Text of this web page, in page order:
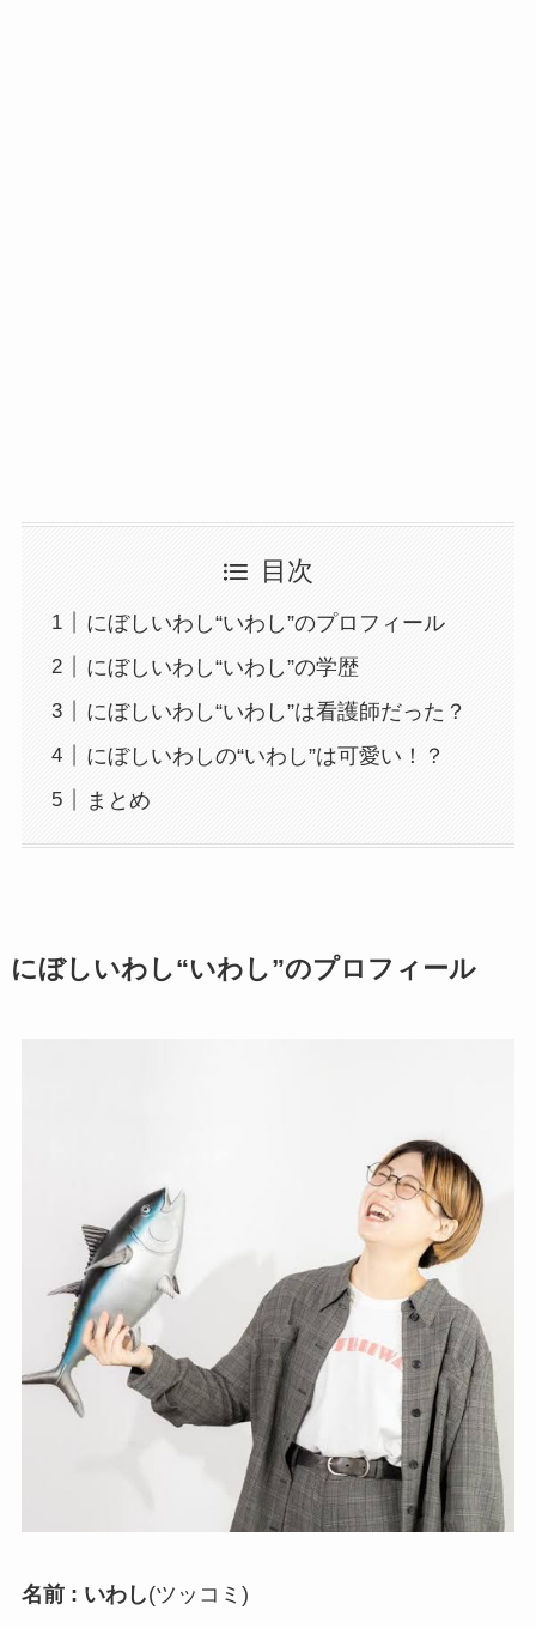
目次
にぼしいわし“いわし”のプロフィール
にぼしいわし“いわし”の学歴
にぼしいわし“いわし”は看護師だった？
にぼしいわしの“いわし”は可愛い！？
まとめ
にぼしいわし“いわし”のプロフィール
名前 : いわし(ツッコミ)